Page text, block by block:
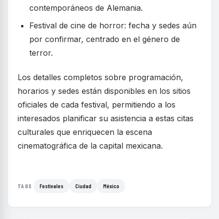
contemporáneos de Alemania.
Festival de cine de horror: fecha y sedes aún
por confirmar, centrado en el género de
terror.
Los detalles completos sobre programación,
horarios y sedes están disponibles en los sitios
oficiales de cada festival, permitiendo a los
interesados planificar su asistencia a estas citas
culturales que enriquecen la escena
cinematográfica de la capital mexicana.
TAGS Festivales Ciudad México